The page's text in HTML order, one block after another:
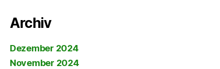
Archiv
Dezember 2024
November 2024